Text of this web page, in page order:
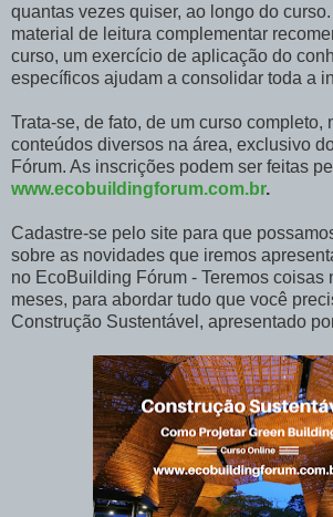
quantas vezes quiser, ao longo do
material de leitura complementar
curso, um exercício de aplicação do
específicos ajudam a consolidar toda a
Trata-se, de fato, de um curso completo,
conteúdos diversos na área, exclusivo
Fórum. As inscrições podem ser feitas
www.ecobuildingforum.com.br.
Cadastre-se pelo site para que
sobre as novidades que iremos
no EcoBuilding Fórum - Teremos coisas
meses, para abordar tudo que você
Construção Sustentável, apresentado